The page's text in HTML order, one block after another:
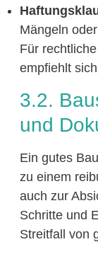
Mängeln
Für
empfiehlt
3.2.
und
Ein gutes
zu einem
auch zur
Schritte und
Streitfall von